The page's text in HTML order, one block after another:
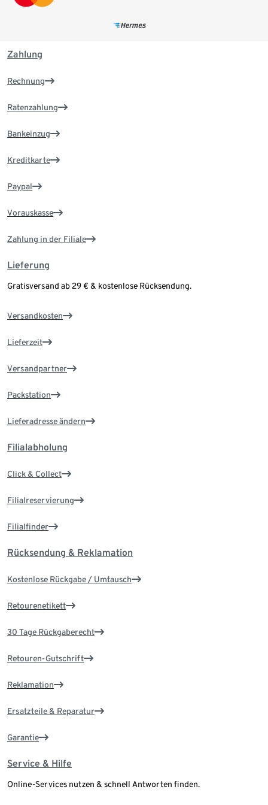
It's beginning to look a lot like christmas 00:03:26
Jingle bells (feat. The Puppini Sisters) 00:02:40
All i want for christmas is you 00:02:52
Holly jolly christmas 00:01:59
Have yourself a merry little christmas 00:03:50
Silent night 00:03:47
Cold december night 00:03:18
Ave maria 00:04:00
00:04:24
The christmas song 00:04:19
Frosty the snowman (feat. The Puppini Sisters)
Silver bells (feat. Naturally 7) [Bonus Track]
Gesamtspielzeit: 64:27 Min.
Zahlung
Rechnung
Ratenzahlung
Bankeinzug
Kreditkarte
Paypal
Vorauskasse
Zahlung in der Filiale
Lieferung
Gratisversand ab 29 € & kostenlose Rücksendung.
Versandkosten
Lieferzeit
Versandpartner
Packstation
Lieferadresse ändern
Filialabholung
Click & Collect
Filialreservierung
Filialfinder
Rücksendung & Reklamation
Kostenlose Rückgabe / Umtausch
Retourenetikett
30 Tage Rückgaberecht
Retouren-Gutschrift
Reklamation
Ersatzteile & Reparatur
Garantie
Service & Hilfe
Online-Services nutzen & schnell Antworten finden.